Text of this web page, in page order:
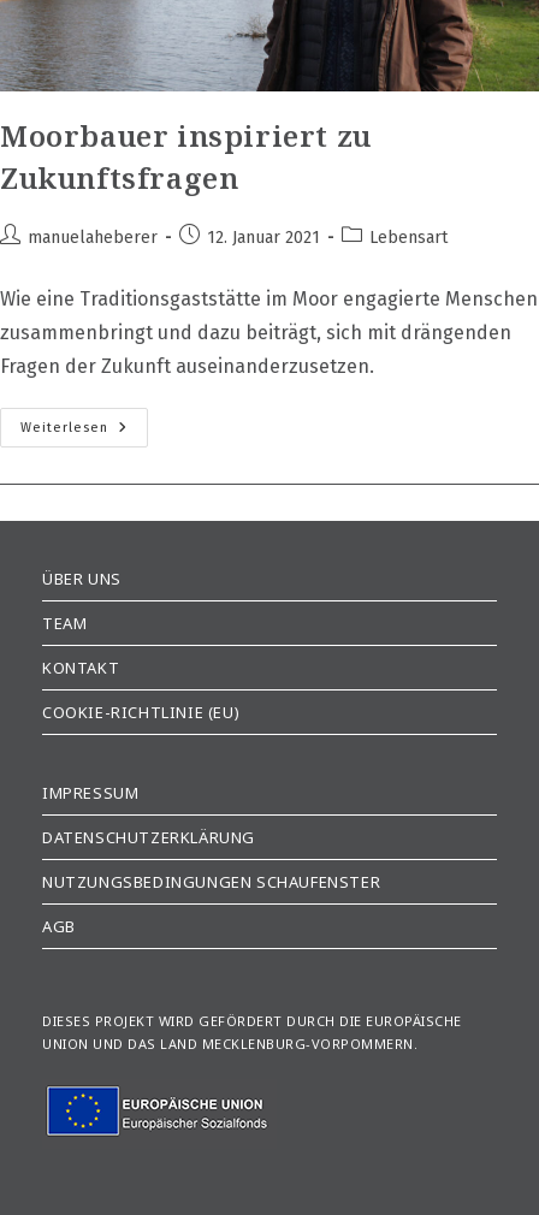
Moorbauer inspiriert zu
Zukunftsfragen
Beitrags-
manuelaheberer
Beitrag12. Januar 2021
Beitrags-
Lebensart
Wie eine Traditionsgaststätte im Moor engagierte Menschen
zusammenbringt und dazu beiträgt, sich mit drängenden
Fragen der Zukunft auseinanderzusetzen.
Weiterlesen
Moorbauer
Inspiriert
ÜBER UNS
TEAM
KONTAKT
COOKIE-RICHTLINIE (EU)
IMPRESSUM
DATENSCHUTZERKLÄRUNG
NUTZUNGSBEDINGUNGEN SCHAUFENSTER
AGB
DIESES PROJEKT WIRD GEFÖRDERT DURCH DIE EUROPÄISCHE
UNION UND DAS LAND MECKLENBURG-VORPOMMERN.